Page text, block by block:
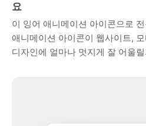
요
이 잉어 애니메이션 아이콘으로
애니메이션 아이콘이 웹사이트,
디자인에 얼마나 멋지게 잘 어울